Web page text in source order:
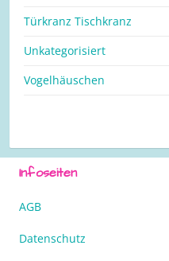
Türkranz Tischkranz
Unkategorisiert
Vogelhäuschen
Infoseiten
AGB
Datenschutz